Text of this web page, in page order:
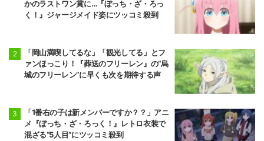
かのラストワン賞に…『ぼっち・ざ・ろっ
く！』ジャージメイド姿にツッコミ殺到
「岡山満喫してるな」「観光してる」とフ
ァンほっこり！『葬送のフリーレン』の“烏
城のフリーレン”に早くも次を期待する声
「1番右の子は新メンバーですか？？」アニ
メ『ぼっち・ざ・ろっく！』レトロ衣装で
混ざる“5人目”にツッコミ殺到